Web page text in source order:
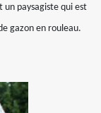
un paysagiste qui est
gazon en rouleau.